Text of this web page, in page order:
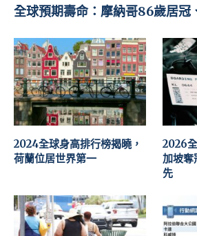
全球預期壽命：摩納哥86歲居冠
2024全球身高排行榜揭曉，
荷蘭位居世界第一
2026
加坡奪
先